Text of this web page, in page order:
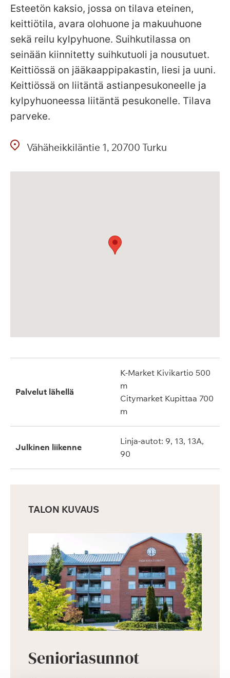
Esteetön kaksio, jossa on tilava eteinen,
keittiötila, avara olohuone ja makuuhuone
sekä reilu kylpyhuone. Suihkutilassa on
seinään kiinnitetty suihkutuoli ja nousutuet.
Keittiössä on jääkaappipakastin, liesi ja uuni.
Keittiössä on liitäntä astianpesukoneelle ja
kylpyhuoneessa liitäntä pesukonelle. Tilava
parveke.
Vähäheikkiläntie 1 20700 Turku
Palvelut lähellä
K-Market Kivikartio 500
m
Citymarket Kupittaa 700
m
Julkinen liikenne
Linja-autot: 9, 13, 13A,
90
TALON KUVAUS
Senioriasunnot